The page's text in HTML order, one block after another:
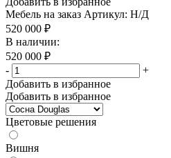
Мебель на заказ Артикул: Н/Д
520 000 ₽
В наличии:
520 000 ₽
-
+
Добавить в избранное
Добавить в избранное
Цветовые решения
Вишня